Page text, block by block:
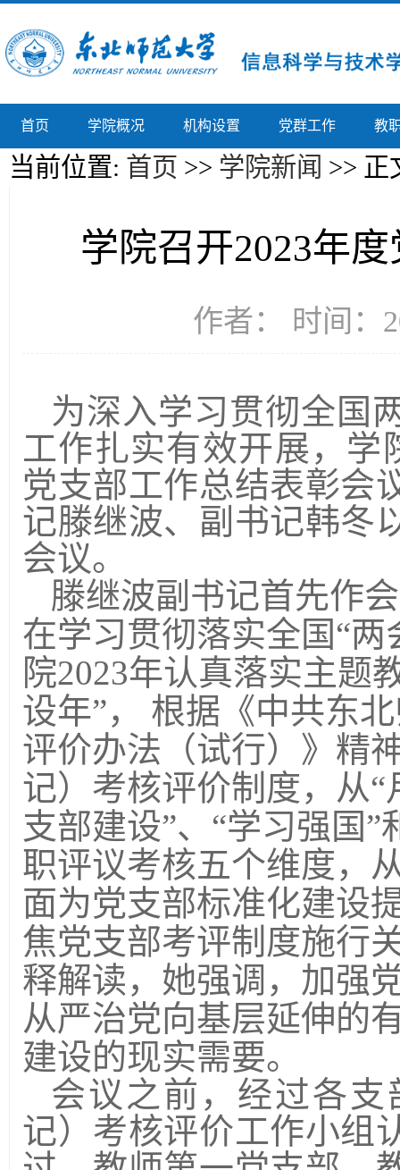
首页 学院概况 机构设置 党群工作 教
当前位置: 首页 >> 学院新闻 >> 正
学院召开2023年
作者： 时间：
为深入学习贯彻全国
工作扎实有效开展， 学
党支部工作总结表彰会
记滕继波、副书记韩冬
会议。
滕继波副 书记首先作
在学习贯彻落实全国“
院2023年认真落实主题
设年”， 根据 《中共东
评价办法（试行）》精
记）考核评价制度，从“
支部建设”、“学习强国
职评议考核五个维度，
面为党支部标准化建设
焦党支部考评制度施行
释解读，她强调， 加强
从严治党向基层延伸的
建设的现实需要。
会议之前，经过各
记）考核评价工作小组